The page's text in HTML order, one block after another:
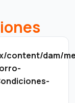
content/dam/